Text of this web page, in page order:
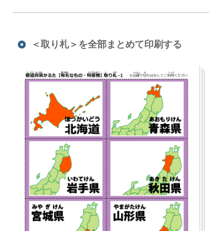
＜取り札＞を全部まとめて印刷する